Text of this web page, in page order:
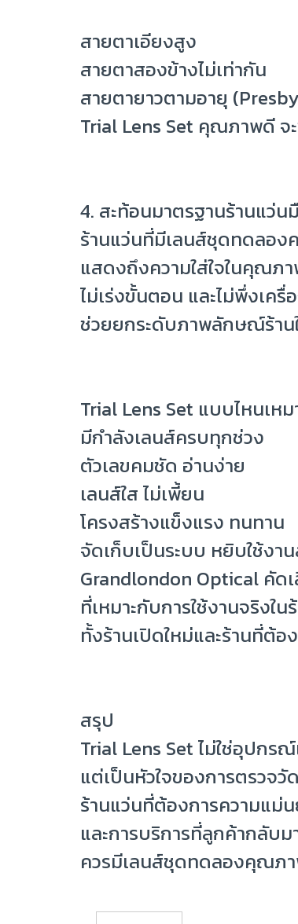
สายตาเอียงสูง
สายตาสองข้างไม่เท่ากัน
สายตายาวตามอายุ
Trial Lens Set คุณภาพดี จ
4. สะท้อนมาตรฐานร้านแว่น
ร้านแว่นที่มีเลนส์ชุดทดลอง
แสดงถึงความใส่ใจในคุณภ
ไม่เร่งขั้นตอน และไม่พึ่งเค
ช่วยยกระดับภาพลักษณ์ร้านใ
Trial Lens Set แบบไหนเห
มีกำลังเลนส์ครบทุกช่วง
ตัวเลขคมชัด อ่านง่าย
เลนส์ใส ไม่เพี้ยน
โครงสร้างแข็งแรง ทนทาน
จัดเก็บเป็นระบบ หยิบใช้งา
Grandlondon Optical คัด
ที่เหมาะกับการใช้งานจริงใน
ทั้งร้านเปิดใหม่และร้านที่ต้
สรุป
Trial Lens Set ไม่ใช่อุปกร
แต่เป็นหัวใจของการตรวจ
ร้านแว่นที่ต้องการความแม่
และการบริการที่ลูกค้ากลับม
ควรมีเลนส์ชุดทดลองคุณภ